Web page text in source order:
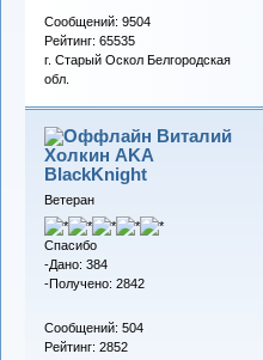
Сообщений: 9504
Рейтинг: 65535
г. Старый Оскол Белгородская
обл.
Виталий
Холкин AKA
BlackKnight
Ветеран
Спасибо
-Дано: 384
-Получено: 2842
Сообщений: 504
Рейтинг: 2852